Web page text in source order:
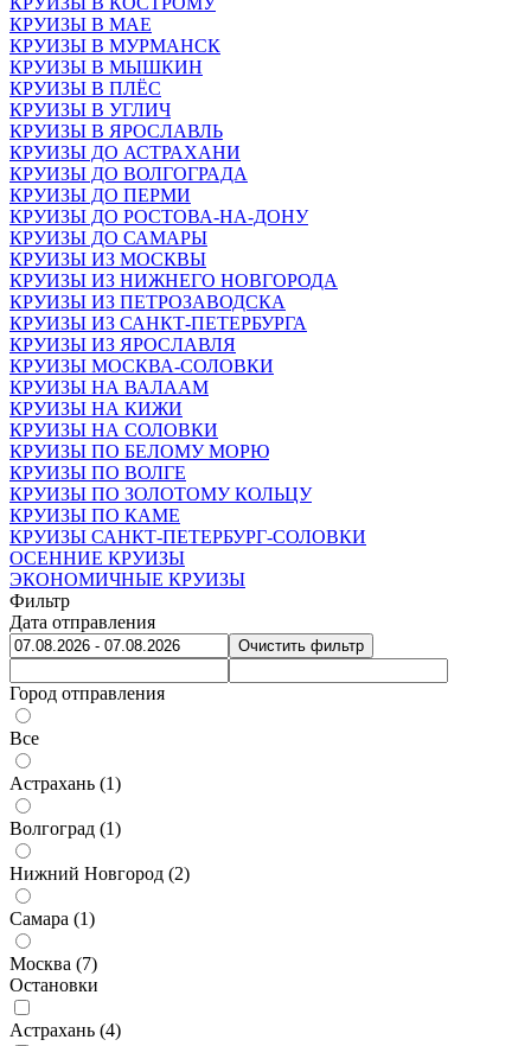
КРУИЗЫ В МАЕ
КРУИЗЫ В МУРМАНСК
КРУИЗЫ В МЫШКИН
КРУИЗЫ В ПЛЁС
КРУИЗЫ В УГЛИЧ
КРУИЗЫ В ЯРОСЛАВЛЬ
КРУИЗЫ ДО АСТРАХАНИ
КРУИЗЫ ДО ВОЛГОГРАДА
КРУИЗЫ ДО ПЕРМИ
КРУИЗЫ ДО РОСТОВА-НА-ДОНУ
КРУИЗЫ ДО САМАРЫ
КРУИЗЫ ИЗ МОСКВЫ
КРУИЗЫ ИЗ НИЖНЕГО НОВГОРОДА
КРУИЗЫ ИЗ ПЕТРОЗАВОДСКА
КРУИЗЫ ИЗ САНКТ-ПЕТЕРБУРГА
КРУИЗЫ ИЗ ЯРОСЛАВЛЯ
КРУИЗЫ МОСКВА-СОЛОВКИ
КРУИЗЫ НА ВАЛААМ
КРУИЗЫ НА КИЖИ
КРУИЗЫ НА СОЛОВКИ
КРУИЗЫ ПО БЕЛОМУ МОРЮ
КРУИЗЫ ПО ВОЛГЕ
КРУИЗЫ ПО ЗОЛОТОМУ КОЛЬЦУ
КРУИЗЫ ПО КАМЕ
КРУИЗЫ САНКТ-ПЕТЕРБУРГ-СОЛОВКИ
ОСЕННИЕ КРУИЗЫ
ЭКОНОМИЧНЫЕ КРУИЗЫ
Фильтр
Дата отправления
Очистить фильтр
Город отправления
Все
Астрахань (1)
Волгоград (1)
Нижний Новгород (2)
Самара (1)
Москва (7)
Остановки
Астрахань (4)